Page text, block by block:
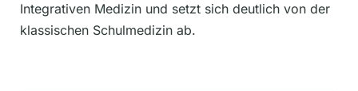
Integrativen Medizin und setzt sich deutlich von der
klassischen Schulmedizin ab.